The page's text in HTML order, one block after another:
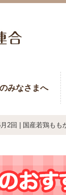
みなさまへ
2回 | 国産若鶏もも